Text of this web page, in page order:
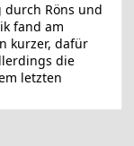
durch Röns und
fand am
kurzer, dafür
die
letzten